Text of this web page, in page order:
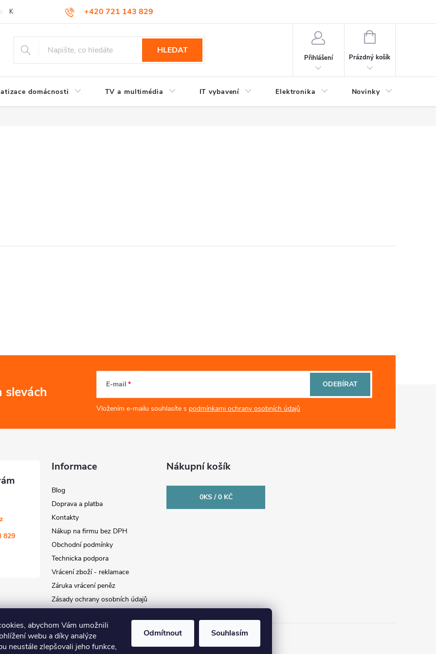
abychom Vám umožnili
webu a díky analýze
neustále zlepšovali jeho funkce,
Odmítnout Souhlasím
+420 721 143 829
Kontakty
HLEDAT
Přihlášení
NÁKUPNÍ
Prázdný košík
domácnosti TV a multimédia IT vybavení Elektronika Novinky
slevách E-mail
Vložením e-mailu souhlasíte s podmínkami ochrany osobních údajů
ODEBÍRAT
829
Informace
Blog
Doprava a platba
Kontakty
Nákup na firmu bez DPH
Obchodní podmínky
Technicka podpora
Vrácení zboží - reklamace
Záruka vrácení peněz
Zásady ochrany osobních údajů
Nákupní košík
0KS /0 KČ